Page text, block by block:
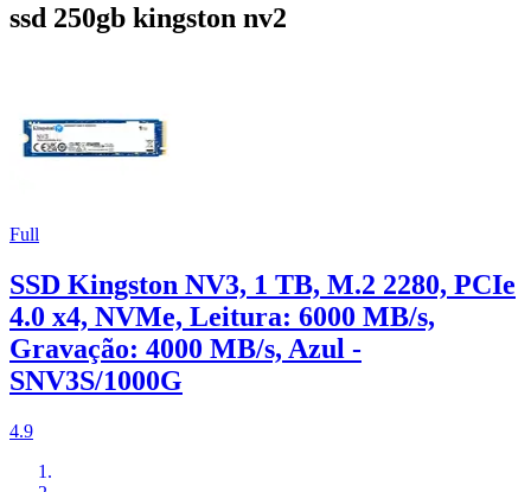
ssd 250gb kingston nv2
Full
SSD Kingston NV3, 1 TB, M.2 2280, PCIe
4.0 x4, NVMe, Leitura: 6000 MB/s,
Gravação: 4000 MB/s, Azul -
SNV3S/1000G
4.9